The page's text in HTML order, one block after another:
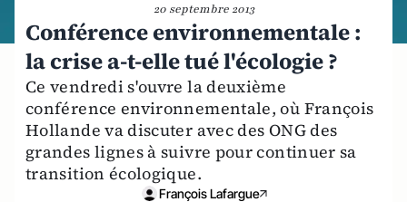
20 septembre 2013
Conférence environnementale :
la crise a-t-elle tué l'écologie ?
Ce vendredi s'ouvre la deuxième
conférence environnementale, où François
Hollande va discuter avec des ONG des
grandes lignes à suivre pour continuer sa
transition écologique.
François Lafargue